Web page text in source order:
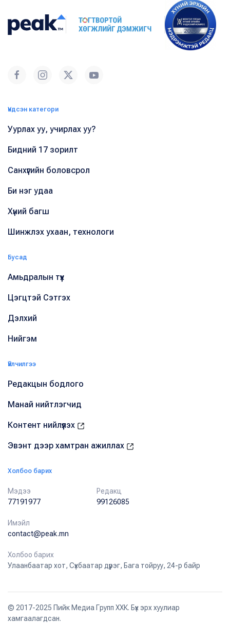
Үндсэн категори
Уурлах уу, учирлах уу?
Бидний 17 зорилт
Санхүүгийн боловсрол
Би нэг удаа
Хүний багш
Шинжлэх ухаан, технологи
Бусад
Амьдралын түүх
Цэгцтэй Сэтгэх
Дэлхий
Нийгэм
Үйлчилгээ
Редакцын бодлого
Манай нийтлэгчид
Контент нийлүүлэх
Эвэнт дээр хамтран ажиллах
Холбоо барих
Мэдээ
77191977
Редакц
99126085
Имэйл
contact@peak.mn
Холбоо барих
Улаанбаатар хот, Сүхбаатар дүүрэг, Бага тойруу, 24-р байр
© 2017-2025 Пийк Медиа Групп ХХК. Бүх эрх хуулиар
хамгаалагдсан.